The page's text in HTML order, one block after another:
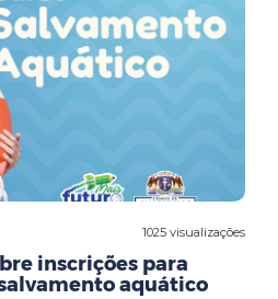
1025 visualizações
inscrições para
aquático